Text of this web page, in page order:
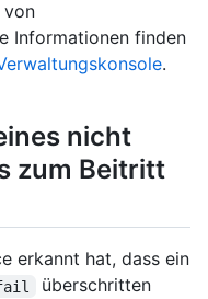
von
Informationen finden
.
nicht
zum Beitritt
erkannt hat, dass ein
überschritten